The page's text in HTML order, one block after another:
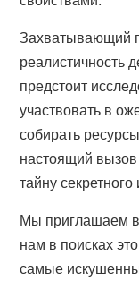
Захватывающий
реалистичность
предстоит
участвовать в
собирать
настоящий вызов
тайну
Мы приглашаем
нам в поисках
самые